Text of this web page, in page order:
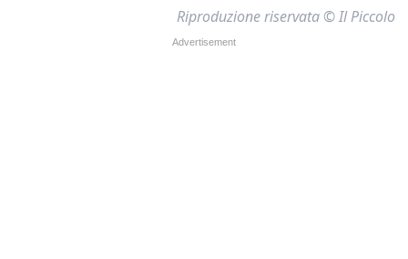
Riproduzione riservata © Il Piccolo